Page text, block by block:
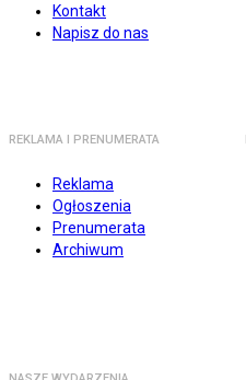
Kontakt
Napisz do nas
REKLAMA I PRENUMERATA
Reklama
Ogłoszenia
Prenumerata
Archiwum